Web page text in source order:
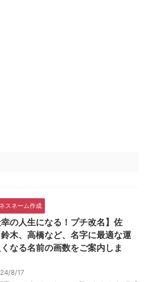
スネーム作成
幸の人生になる！プチ改名】佐
木、高橋など、名字に最適な運
なる名前の画数をご案内しま
8/17